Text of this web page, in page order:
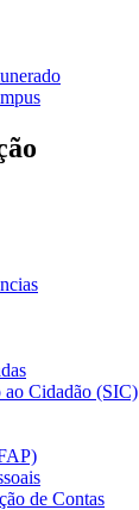
ao Cidadão (SIC)
de Contas